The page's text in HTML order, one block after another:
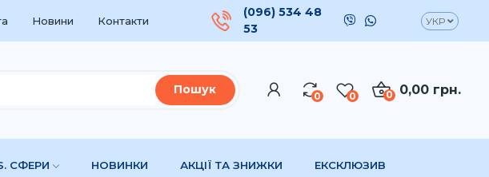
Новини Контакти
(096) 534 48
53
УКР
Пошук 0 0 0,00 грн.
0
СФЕРИ НОВИНКИ АКЦІЇ ТА ЗНИЖКИ ЕКСКЛЮЗИВ